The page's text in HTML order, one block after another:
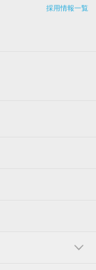
採用情報一覧